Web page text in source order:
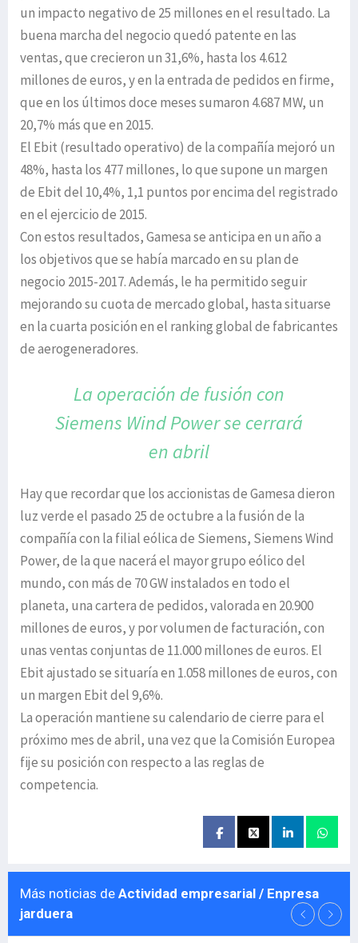
un impacto negativo de 25 millones en el resultado. La
buena marcha del negocio quedó patente en las
ventas, que crecieron un 31,6%, hasta los 4.612
millones de euros, y en la entrada de pedidos en firme,
que en los últimos doce meses sumaron 4.687 MW, un
20,7% más que en 2015.
El Ebit (resultado operativo) de la compañía mejoró un
48%, hasta los 477 millones, lo que supone un margen
de Ebit del 10,4%, 1,1 puntos por encima del registrado
en el ejercicio de 2015.
Con estos resultados, Gamesa se anticipa en un año a
los objetivos que se había marcado en su plan de
negocio 2015-2017. Además, le ha permitido seguir
mejorando su cuota de mercado global, hasta situarse
en la cuarta posición en el ranking global de fabricantes
de aerogeneradores.
La operación de fusión con
Siemens Wind Power se cerrará
en abril
Hay que recordar que los accionistas de Gamesa dieron
luz verde el pasado 25 de octubre a la fusión de la
compañía con la filial eólica de Siemens, Siemens Wind
Power, de la que nacerá el mayor grupo eólico del
mundo, con más de 70 GW instalados en todo el
planeta, una cartera de pedidos, valorada en 20.900
millones de euros, y por volumen de facturación, con
unas ventas conjuntas de 11.000 millones de euros. El
Ebit ajustado se situaría en 1.058 millones de euros, con
un margen Ebit del 9,6%.
La operación mantiene su calendario de cierre para el
próximo mes de abril, una vez que la Comisión Europea
fije su posición con respecto a las reglas de
competencia.
Más noticias de Actividad empresarial / Enpresa
jarduera